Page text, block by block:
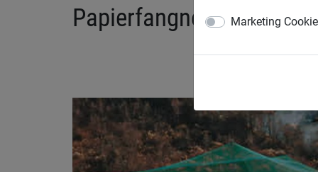
Marketing
Papierfangnetz aus